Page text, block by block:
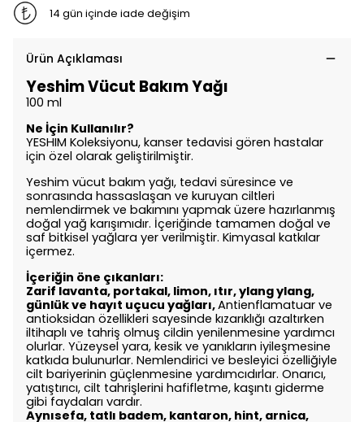
14 gün içinde iade değişim
Ürün Açıklaması
Yeshim Vücut Bakım Yağı
100 ml
Ne İçin Kullanılır?
YESHIM Koleksiyonu, kanser tedavisi gören hastalar
için özel olarak geliştirilmiştir.
Yeshim vücut bakım yağı, tedavi süresince ve
sonrasında hassaslaşan ve kuruyan ciltleri
nemlendirmek ve bakımını yapmak üzere hazırlanmış
doğal yağ karışımıdır. İçeriğinde tamamen doğal ve
saf bitkisel yağlara yer verilmiştir. Kimyasal katkılar
içermez.
İçeriğin öne çıkanları:
Zarif lavanta, portakal, limon, ıtır, ylang ylang,
günlük ve hayıt uçucu yağları,Antienflamatuar ve
antioksidan özellikleri sayesinde kızarıklığı azaltırken
iltihaplı ve tahriş olmuş cildin yenilenmesine yardımcı
olurlar. Yüzeysel yara, kesik ve yanıkların iyileşmesine
katkıda bulunurlar. Nemlendirici ve besleyici özelliğiyle
cilt bariyerinin güçlenmesine yardımcıdırlar. Onarıcı,
yatıştırıcı, cilt tahrişlerini hafifletme, kaşıntı giderme
gibi faydaları vardır.
Aynısefa, tatlı badem, kantaron, hint, arnica,